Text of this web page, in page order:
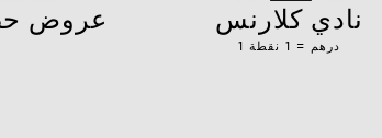
عروض نادي كلارنس
1 درهم = 1 نقطة